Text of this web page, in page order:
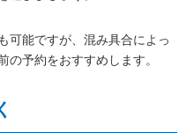
可能ですが、混み具合によっ
の予約をおすすめします。